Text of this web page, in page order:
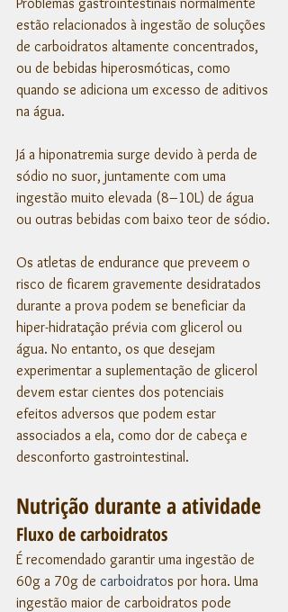
estão relacionados à ingestão de soluções
de carboidratos altamente concentrados,
ou de bebidas hiperosmóticas, como
quando se adiciona um excesso de aditivos
na água.
Já a hiponatremia surge devido à perda de
sódio no suor, juntamente com uma
ingestão muito elevada (8–10L) de água
ou outras bebidas com baixo teor de sódio.
Os atletas de endurance que preveem o
risco de ficarem gravemente desidratados
durante a prova podem se beneficiar da
hiper-hidratação prévia com glicerol ou
água. No entanto, os que desejam
experimentar a suplementação de glicerol
devem estar cientes dos potenciais
efeitos adversos que podem estar
associados a ela, como dor de cabeça e
desconforto gastrointestinal.
Nutrição durante a atividade
Fluxo de carboidratos
É recomendado garantir uma ingestão de
60g a 70g de carboidratos por hora. Uma
ingestão maior de carboidratos pode